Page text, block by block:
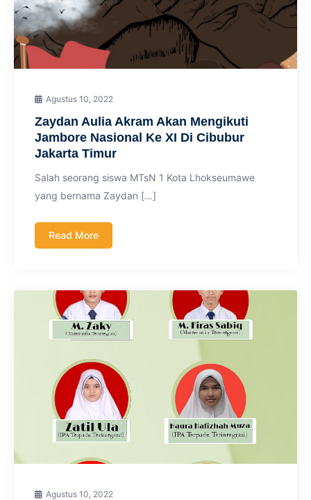
Agustus 10, 2022
Zaydan Aulia Akram Akan Mengikuti
Jambore Nasional Ke XI Di Cibubur
Jakarta Timur
Salah seorang siswa MTsN 1 Kota Lhokseumawe
yang bernama Zaydan […]
Read More
Agustus 10, 2022